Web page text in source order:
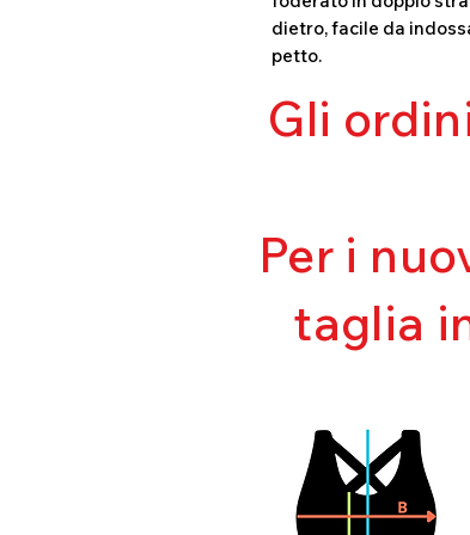
dietro, facile da
petto.
Gli
Per i
taglia